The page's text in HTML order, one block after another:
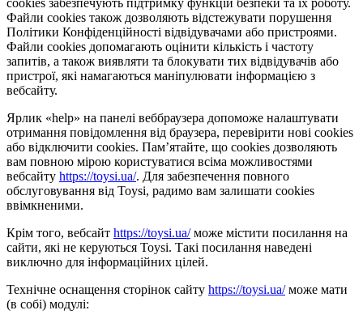
Файли cookies також дозволяють відстежувати порушення
Політики Конфіденційності відвідувачами або пристроями.
Файли cookies допомагають оцінити кількість і частоту
запитів, а також виявляти та блокувати тих відвідувачів або
пристрої, які намагаються маніпулювати інформацією з
вебсайту.
Ярлик «help» на панелі веббраузера допоможе налаштувати
отримання повідомлення від браузера, перевірити нові cookies
або відключити cookies. Пам’ятайте, що cookies дозволяють
вам повною мірою користуватися всіма можливостями
вебсайту https://toysi.ua/. Для забезпечення повного
обслуговування від Toysi, радимо вам залишати cookies
ввімкненими.
Крім того, вебсайт https://toysi.ua/може містити посилання на
сайти, які не керуються Toysi. Такі посилання наведені
виключно для інформаційних цілей.
Технічне оснащення сторінок сайту https://toysi.ua/може мати
(в собі) модулі: